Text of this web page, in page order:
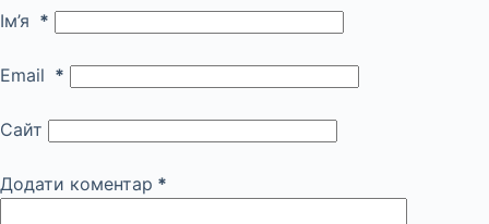
Ім’я *
Email *
Сайт
Додати коментар *